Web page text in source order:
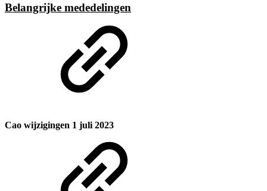
Belangrijke mededelingen
Cao wijzigingen 1 juli 2023